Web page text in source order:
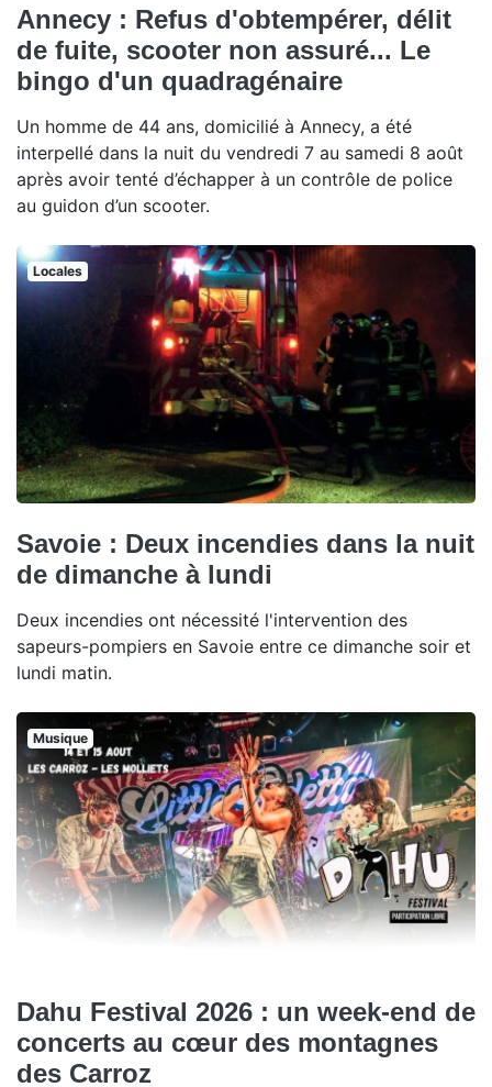
Annecy : Refus d'obtempérer, délit
de fuite, scooter non assuré... Le
bingo d'un quadragénaire
Un homme de 44 ans, domicilié à Annecy, a été
interpellé dans la nuit du vendredi 7 au samedi 8 août
après avoir tenté d’échapper à un contrôle de police
au guidon d’un scooter.
Locales
Savoie : Deux incendies dans la nuit
de dimanche à lundi
Deux incendies ont nécessité l'intervention des
sapeurs-pompiers en Savoie entre ce dimanche soir et
lundi matin.
Musique
Dahu Festival 2026 : un week-end de
concerts au cœur des montagnes
des Carroz